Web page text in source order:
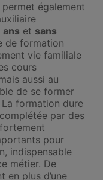
permet également
ans et sans
de formation
vie familiale
cours
aussi au
de se former
formation dure
par des
pour
indispensable
métier. De
en plus d’une